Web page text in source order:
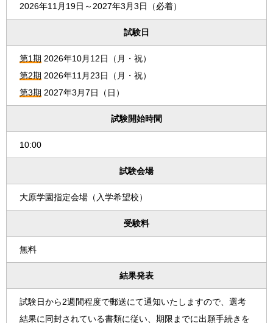
2026年11月19日～2027年3月3日（必着）
試験日
第1期 2026年10月12日（月・祝）
第2期 2026年11月23日（月・祝）
第3期 2027年3月7日（日）
試験開始時間
10:00
試験会場
大原学園指定会場（入学希望校）
受験料
無料
結果発表
試験日から2週間程度で郵送にて通知いたしますので、選考
結果に同封されている書類に従い、期限までに出願手続きを